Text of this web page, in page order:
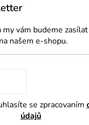
vám budeme
našem e-shopu.
se zpracovaním
údajů